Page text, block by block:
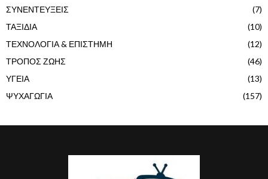
ΣΥΝΕΝΤΕΥΞΕΙΣ
(7)
ΤΑΞΙΔΙΑ
(10)
ΤΕΧΝΟΛΟΓΙΑ & ΕΠΙΣΤΗΜΗ
(12)
ΤΡΟΠΟΣ ΖΩΗΣ
(46)
ΥΓΕΙΑ
(13)
ΨΥΧΑΓΩΓΙΑ
(157)